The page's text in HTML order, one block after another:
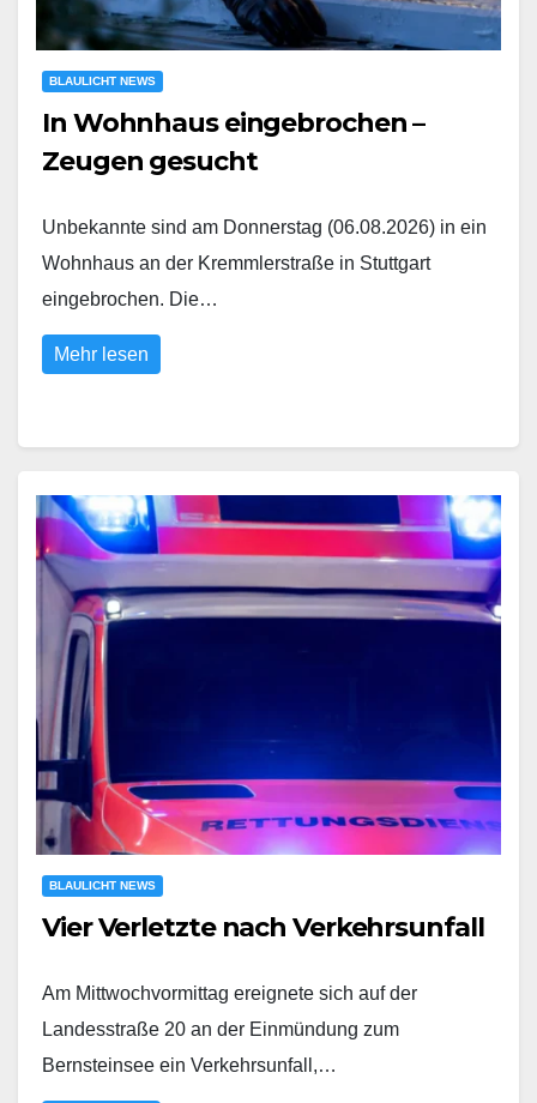
BLAULICHT NEWS
In Wohnhaus eingebrochen –
Zeugen gesucht
Unbekannte sind am Donnerstag (06.08.2026) in ein
Wohnhaus an der Kremmlerstraße in Stuttgart
eingebrochen. Die…
Mehr lesen
BLAULICHT NEWS
Vier Verletzte nach Verkehrsunfall
Am Mittwochvormittag ereignete sich auf der
Landesstraße 20 an der Einmündung zum
Bernsteinsee ein Verkehrsunfall,…